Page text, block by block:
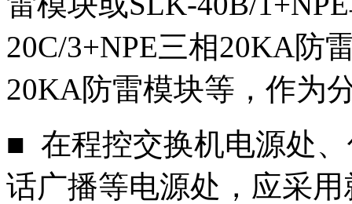
20C/3+NPE三相20KA防
20KA防雷模块等，作为
■ 在程控交换机电源处
话广播等电源处，应采用